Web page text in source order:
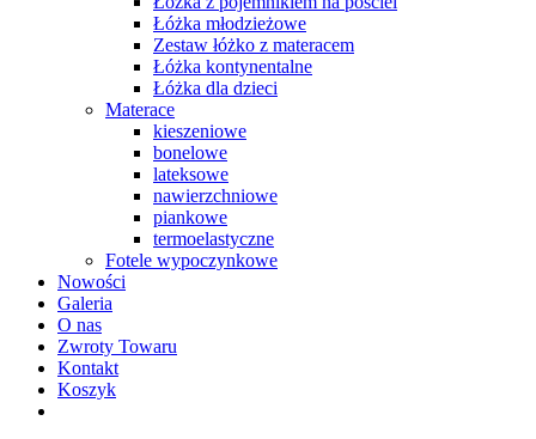
Łóżka młodzieżowe
Zestaw łóżko z materacem
Łóżka kontynentalne
Łóżka dla dzieci
Materace
kieszeniowe
bonelowe
lateksowe
nawierzchniowe
piankowe
termoelastyczne
Fotele wypoczynkowe
Nowości
Galeria
O nas
Zwroty Towaru
Kontakt
Koszyk